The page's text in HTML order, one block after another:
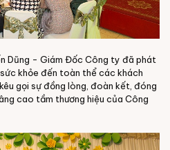
Dũng - Giám Đốc Công ty đã phát
khỏe đến toàn thể các khách
gọi sự đồng lòng, đoàn kết, đóng
cao tầm thương hiệu của Công